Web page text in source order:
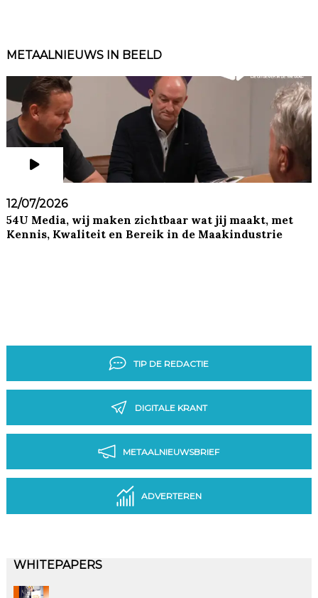
METAALNIEUWS IN BEELD
12/07/2026
54U Media, wij maken zichtbaar wat jij maakt, met
Kennis, Kwaliteit en Bereik in de Maakindustrie
TIP DE REDACTIE
DIGITALE KRANT
METAALNIEUWSBRIEF
ADVERTEREN
WHITEPAPERS